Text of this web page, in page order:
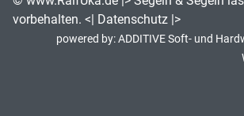
vorbehalten. <| Datenschutz |>
powered by:ADDITIVE Soft- und